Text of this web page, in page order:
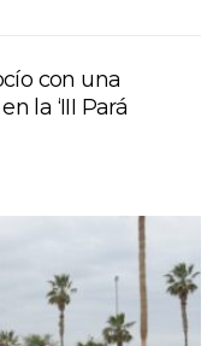
con una
la ‘III Pará